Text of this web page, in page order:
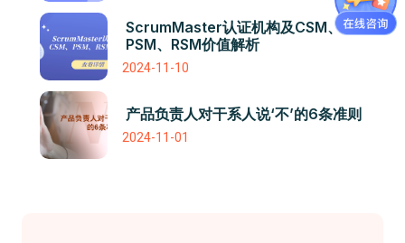
ScrumMaster认证机构及CSM、
PSM、RSM价值解析
2024-11-10
产品负责人对干系人说‘不’的6条准则
2024-11-01